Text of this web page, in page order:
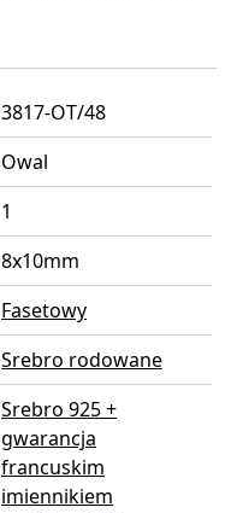
3817-OT/48
Owal
1
8x10mm
Fasetowy
Srebro rodowane
Srebro 925 +
gwarancja
francuskim
imiennikiem